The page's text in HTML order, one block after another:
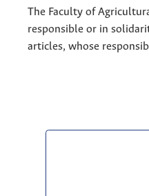
The Faculty of
responsible or in
articles, whose